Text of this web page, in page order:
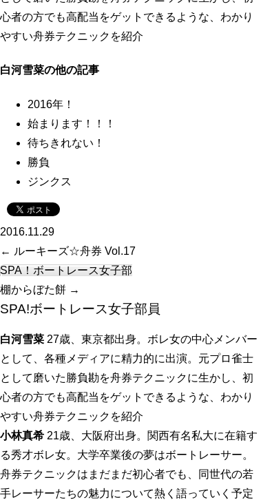
心者の方でも高配当をゲットできるような、わかり
やすい舟券テクニックを紹介
白河雪菜の他の記事
2016年！
始まります！！！
待ちきれない！
勝負
ジンクス
2016.11.29
← ルーキーズ☆舟券 Vol.17
SPA！ボートレース女子部
棚からぼた餅 →
SPA!ボートレース女子部員
白河雪菜 27歳、東京都出身。ボレ女の中心メンバー
として、各種メディアに精力的に出演。元プロ雀士
として磨いた勝負勘を舟券テクニックに生かし、初
心者の方でも高配当をゲットできるような、わかり
やすい舟券テクニックを紹介
小林真希 21歳、大阪府出身。関西有名私大に在籍す
る秀才ボレ女。大学卒業後の夢はボートレーサー。
舟券テクニックはまだまだ初心者でも、同世代の若
手レーサーたちの魅力について熱く語っていく予定